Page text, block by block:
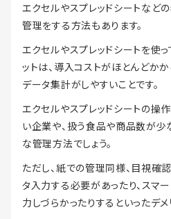
エクセルやスプレッドシートなど
管理をする方法もあります。
エクセルやスプレッドシートを使
ットは、導入コストがほとんどか
データ集計がしやすいことです。
エクセルやスプレッドシートの操
い企業や、扱う食品や商品数が
な管理方法でしょう。
ただし、紙での管理同様、目視確
タ入力する必要があったり、スマ
力しづらかったりするといったデメ